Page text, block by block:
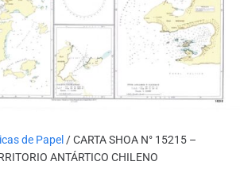
de Papel / CARTA SHOA N° 15215 –
ANTÁRTICO CHILENO